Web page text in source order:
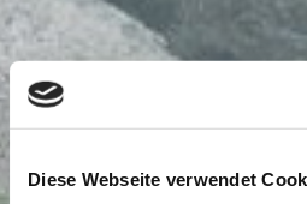
Diese Webseite verwendet